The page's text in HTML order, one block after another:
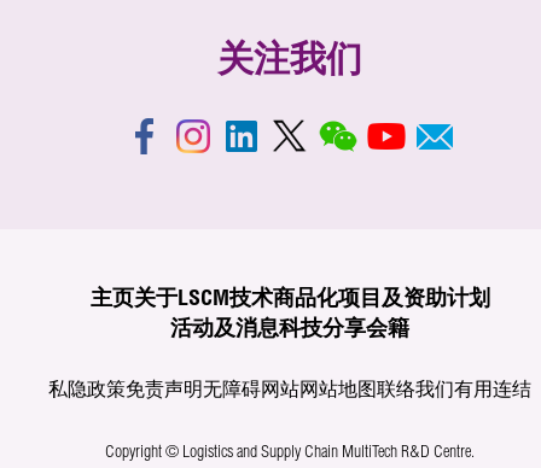
关注我们
主页关于LSCM技术商品化项目及资助计划
活动及消息科技分享会籍
私隐政策免责声明无障碍网站网站地图联络我们有用连结
Copyright © Logistics and Supply Chain MultiTech R&D Centre.